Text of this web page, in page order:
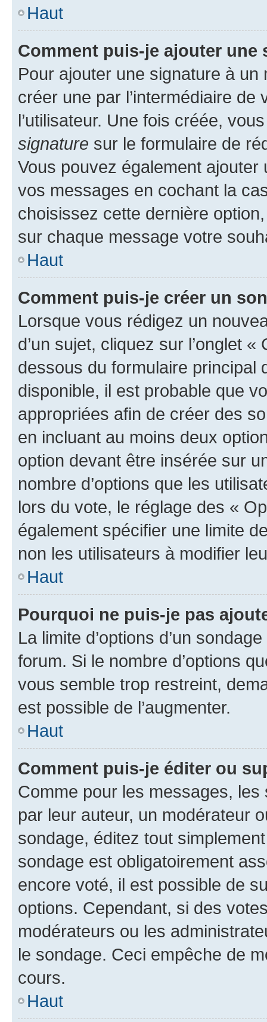
Haut
Comment puis-je ajouter une
Pour ajouter une signature à un
créer une par l’intermédiaire
l’utilisateur. Une fois créée,
signature sur le formulaire de
Vous pouvez également
vos messages en cochant la
choisissez cette dernière
sur chaque message votre
Haut
Comment puis-je créer un
Lorsque vous rédigez un
d’un sujet, cliquez sur l’onglet
dessous du formulaire principal
disponible, il est probable que
appropriées afin de créer des
en incluant au moins deux
option devant être insérée sur
nombre d’options que les
lors du vote, le réglage des «
également spécifier une limite
non les utilisateurs à modifier
Haut
Pourquoi ne puis-je pas
La limite d’options d’un
forum. Si le nombre d’options
vous semble trop restreint,
est possible de l’augmenter.
Haut
Comment puis-je éditer ou
Comme pour les messages,
par leur auteur, un modérateur
sondage, éditez tout
sondage est obligatoirement
encore voté, il est possible de
options. Cependant, si des
modérateurs ou les
le sondage. Ceci empêche de
cours.
Haut